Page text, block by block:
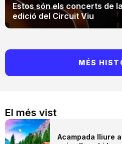
El més vist
Acampada lliure
Estos són els concerts de
edició del Circuit Viu
MÉS